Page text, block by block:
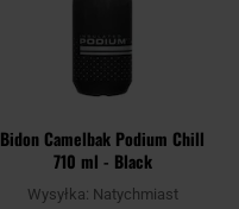
Bidon Camelbak Podium Chill
710 ml - Black
Wysyłka: Natychmiast